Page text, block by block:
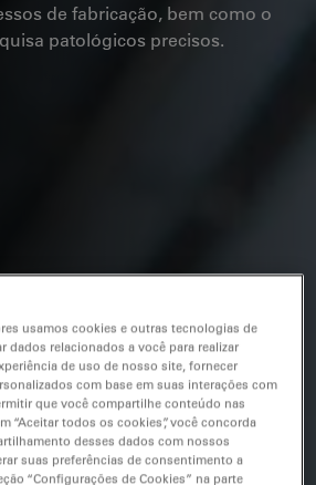
de fabricação, bem como o
patológicos precisos.
usamos cookies e outras tecnologias de
dados relacionados a você para realizar
de uso de nosso site, fornecer
com base em suas interações com
que você compartilhe conteúdo nas
“Aceitar todos os cookies”, você concorda
desses dados com nossos
suas preferências de consentimento a
“Configurações de Cookies” na parte